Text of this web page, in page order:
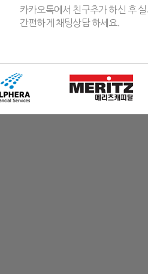
카카오톡에서 친구추가 하신 후
간편하게 채팅상담 하세요.